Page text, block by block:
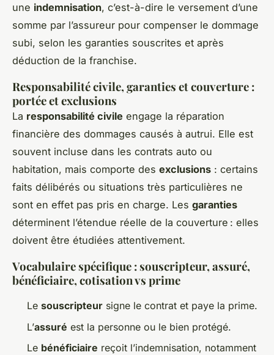
une indemnisation, c’est-à-dire le versement d’une
somme par l’assureur pour compenser le dommage
subi, selon les garanties souscrites et après
déduction de la franchise.
Responsabilité civile, garanties et couverture :
portée et exclusions
La responsabilité civile engage la réparation
financière des dommages causés à autrui. Elle est
souvent incluse dans les contrats auto ou
habitation, mais comporte des exclusions : certains
faits délibérés ou situations très particulières ne
sont en effet pas pris en charge. Les garanties
déterminent l’étendue réelle de la couverture : elles
doivent être étudiées attentivement.
Vocabulaire spécifique : souscripteur, assuré,
bénéficiaire, cotisation vs prime
Le souscripteur signe le contrat et paye la prime.
L’assuré est la personne ou le bien protégé.
Le bénéficiaire reçoit l’indemnisation, notamment